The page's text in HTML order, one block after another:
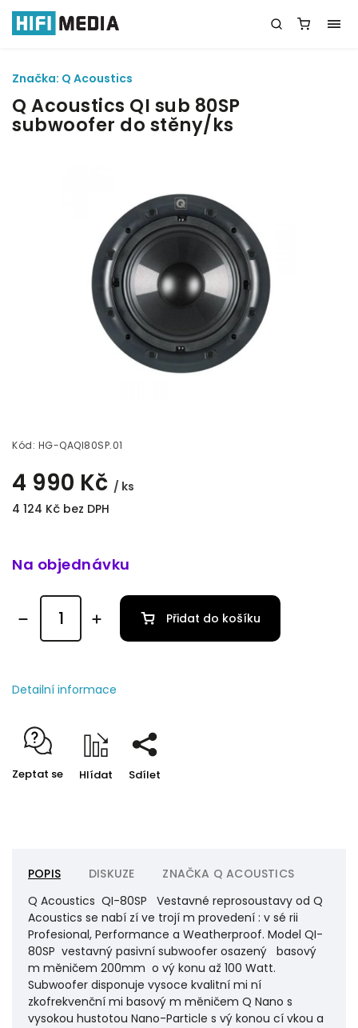
Q Acoustics QI sub 80SP
subwoofer do stěny/ks
Kód: HG-QAQI80SP.01
4 990 Kč / ks
4 124 Kč bez DPH
Značka: Q Acoustics
Na objednávku
Přidat do košíku
Detailní informace
Zeptat se Hlídat Sdílet
POPIS DISKUZE ZNAČKA Q ACOUSTICS
Q Acoustics QI-80SP Vestavné reprosoustavy od Q
Acoustics se nabí zí ve trojí m provedení : v sé rii
Profesional, Performance a Weatherproof. Model QI-
80SP vestavný pasivní subwoofer osazený basový
m měničem 200mm o vý konu až 100 Watt.
Subwoofer disponuje vysoce kvalitní mi ní
zkofrekvenční mi basový m měničem Q Nano s
vysokou hustotou Nano-Particle s vý konou cí vkou a